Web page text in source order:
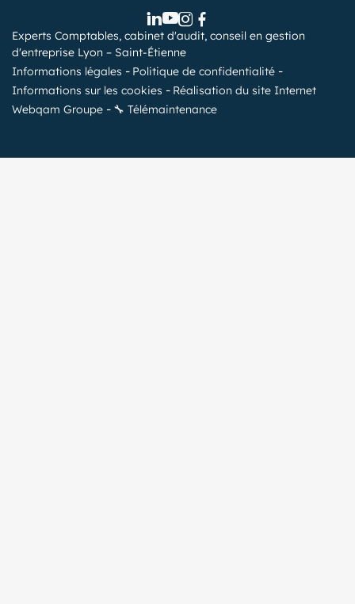
Experts Comptables, cabinet d'audit, conseil en gestion
d'entreprise Lyon – Saint-Étienne
Informations légales
Politique de confidentialité
Informations sur les cookies
Réalisation du site Internet
Webqam Groupe
🔧 Télémaintenance